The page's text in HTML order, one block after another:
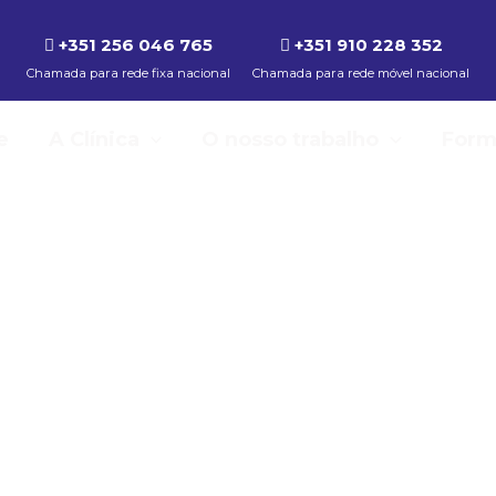
+351 256 046 765
Chamada para rede fixa nacional
+351 910 228 352
Chamada para rede móvel nacional